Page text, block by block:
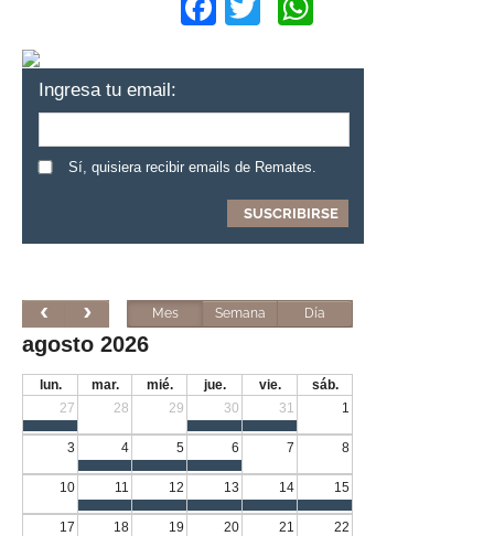
Ingresa tu email:
Sí, quisiera recibir emails de Remates.
Mes Semana Día
agosto 2026
lun. mar. mié. jue. vie.
sáb.
27
28 29 30 31 1
3 4 5 6 7 8
10 11 12 13 14 15
17 18 19 20 21 22